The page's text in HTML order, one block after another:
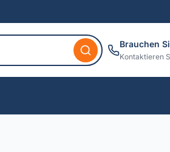
Brauchen
Kontaktieren